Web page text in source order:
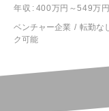
年収
400万円～549万円
ベンチャー企業
転勤な
ク可能